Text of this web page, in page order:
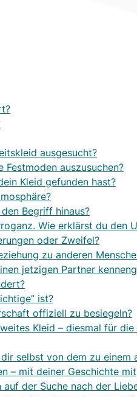
ausgesucht?
auszusuchen?
Kleid gefunden hast?
Begriff hinaus?
Wie erklärst du den
oder Zweifel?
zu anderen
jetzigen Partner
ist?
offiziell zu besiegeln?
Kleid – diesmal für
selbst von dem zu einem
– mit deiner Geschichte
der Suche nach der